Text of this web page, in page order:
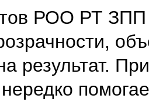
РОО РТ ЗПП
результат.